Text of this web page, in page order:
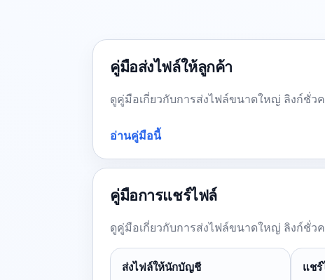
คู่มือส่งไฟล์ให้ลูกค้า
ดูคู่มือเกี่ยวกับการส่งไฟล์ขนาดใหญ่ ลิงก์ชั่ว
อ่านคู่มือนี้
คู่มือการแชร์ไฟล์
ดูคู่มือเกี่ยวกับการส่งไฟล์ขนาดใหญ่ ลิงก์ชั่ว
ส่งไฟล์ให้นักบัญชี แชร์